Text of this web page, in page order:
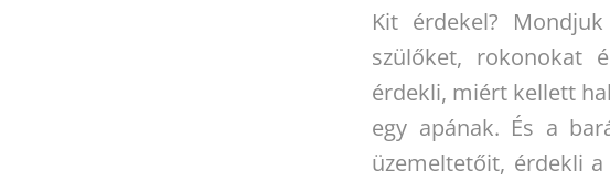
Kit érdekel?
szülőket, rokonokat
érdekli, miért kellett
egy apának. És a
üzemeltetőit, érdekli